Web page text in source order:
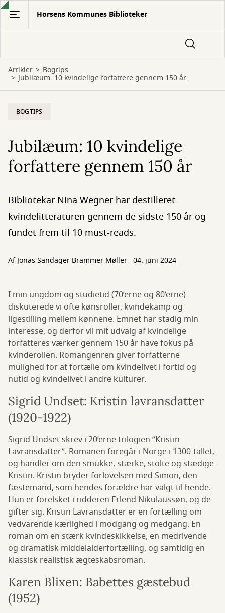
Gå
hovedindhold
Horsens Kommunes Biblioteker
Artikler Bogtips
Jubilæum: 10 kvindelige forfattere gennem 150 år
BOGTIPS
Jubilæum: 10 kvindelige
forfattere gennem 150 år
Bibliotekar Nina Wegner har destilleret
kvindelitteraturen gennem de sidste 150 år og
fundet frem til 10 must-reads.
AfJonas Sandager Brammer Møller 04. juni 2024
I min ungdom og studietid (70’erne og 80’erne)
diskuterede vi ofte kønsroller, kvindekamp og
ligestilling mellem kønnene. Emnet har stadig min
interesse, og derfor vil mit udvalg af kvindelige
forfatteres værker gennem 150 år have fokus på
kvinderollen. Romangenren giver forfatterne
mulighed for at fortælle om kvindelivet i fortid og
nutid og kvindelivet i andre kulturer.
Sigrid Undset: Kristin lavransdatter
(1920-1922)
Sigrid Undset skrev i 20’erne trilogien ”Kristin
Lavransdatter”. Romanen foregår i Norge i 1300-tallet,
og handler om den smukke, stærke, stolte og stædige
Kristin. Kristin bryder forlovelsen med Simon, den
fæstemand, som hendes forældre har valgt til hende.
Hun er forelsket i ridderen Erlend Nikulaussøn, og de
gifter sig. Kristin Lavransdatter er en fortælling om
vedvarende kærlighed i modgang og medgang. En
roman om en stærk kvindeskikkelse, en medrivende
og dramatisk middelalderfortælling, og samtidig en
klassisk realistisk ægteskabsroman.
Karen Blixen: Babettes gæstebud
(1952)